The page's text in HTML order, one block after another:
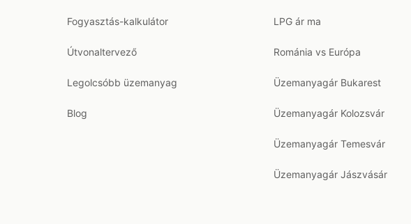
Fogyasztás-kalkulátor
Útvonaltervező
Legolcsóbb üzemanyag
Blog
LPG ár ma
Románia vs Európa
Üzemanyagár Bukarest
Üzemanyagár Kolozsvár
Üzemanyagár Temesvár
Üzemanyagár Jászvásár